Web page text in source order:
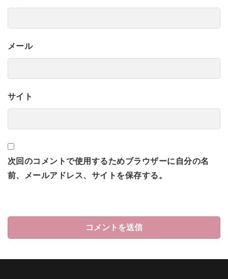
メール
サイト
次回のコメントで使用するためブラウザーに自分の名
前、メールアドレス、サイトを保存する。